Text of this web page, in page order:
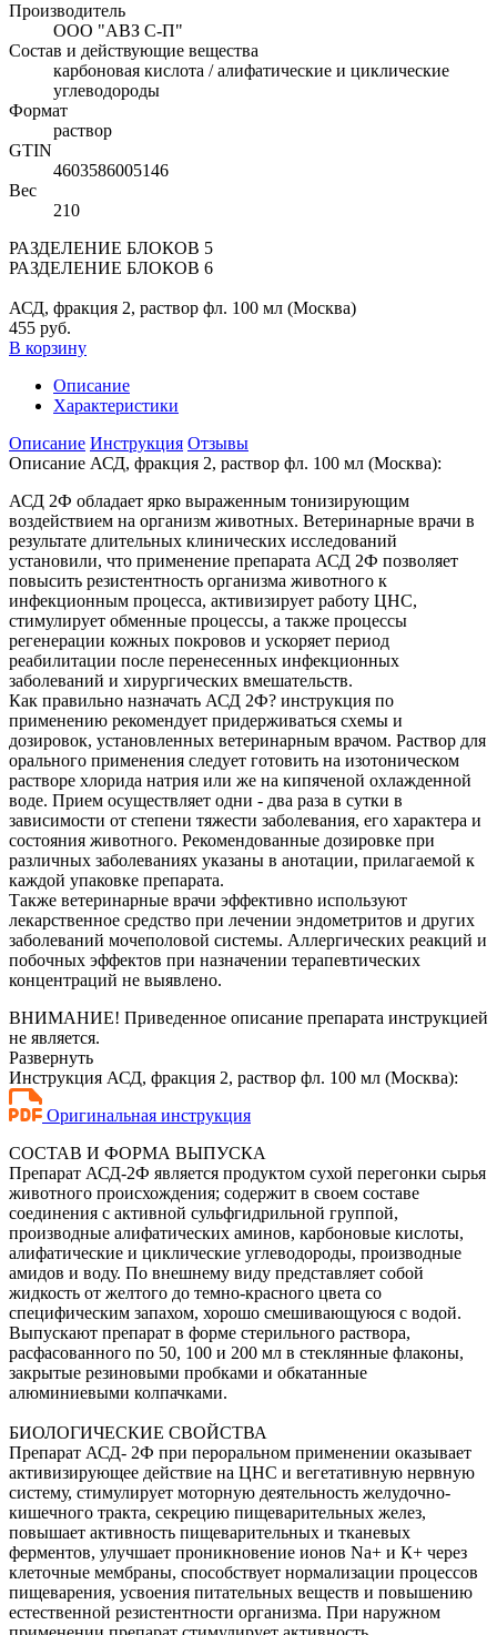
Производитель
ООО "АВЗ С-П"
Состав и действующие вещества
карбоновая кислота / алифатические и циклические
углеводороды
Формат
раствор
GTIN
4603586005146
Вес
210
РАЗДЕЛЕНИЕ БЛОКОВ 5
РАЗДЕЛЕНИЕ БЛОКОВ 6
АСД, фракция 2, раствор фл. 100 мл (Москва)
455 руб.
В корзину
Описание
Характеристики
Описание Инструкция Отзывы
Описание АСД, фракция 2, раствор фл. 100 мл (Москва):
АСД 2Ф обладает ярко выраженным тонизирующим
воздействием на организм животных. Ветеринарные врачи в
результате длительных клинических исследований
установили, что применение препарата АСД 2Ф позволяет
повысить резистентность организма животного к
инфекционным процесса, активизирует работу ЦНС,
стимулирует обменные процессы, а также процессы
регенерации кожных покровов и ускоряет период
реабилитации после перенесенных инфекционных
заболеваний и хирургических вмешательств.
Как правильно назначать АСД 2Ф? инструкция по
применению рекомендует придерживаться схемы и
дозировок, установленных ветеринарным врачом. Раствор для
орального применения следует готовить на изотоническом
растворе хлорида натрия или же на кипяченой охлажденной
воде. Прием осуществляет одни - два раза в сутки в
зависимости от степени тяжести заболевания, его характера и
состояния животного. Рекомендованные дозировке при
различных заболеваниях указаны в анотации, прилагаемой к
каждой упаковке препарата.
Также ветеринарные врачи эффективно используют
лекарственное средство при лечении эндометритов и других
заболеваний мочеполовой системы. Аллергических реакций и
побочных эффектов при назначении терапевтических
концентраций не выявлено.
ВНИМАНИЕ! Приведенное описание препарата инструкцией
не является.
Развернуть
Инструкция АСД, фракция 2, раствор фл. 100 мл (Москва):
Оригинальная инструкция
СОСТАВ И ФОРМА ВЫПУСКА
Препарат АСД-2Ф является продуктом сухой перегонки сырья
животного происхождения; содержит в своем составе
соединения с активной сульфгидрильной группой,
производные алифатических аминов, карбоновые кислоты,
алифатические и циклические углеводороды, производные
амидов и воду. По внешнему виду представляет собой
жидкость от желтого до темно-красного цвета со
специфическим запахом, хорошо смешивающуюся с водой.
Выпускают препарат в форме стерильного раствора,
расфасованного по 50, 100 и 200 мл в стеклянные флаконы,
закрытые резиновыми пробками и обкатанные
алюминиевыми колпачками.
БИОЛОГИЧЕСКИЕ СВОЙСТВА
Препарат АСД- 2Ф при пероральном применении оказывает
активизирующее действие на ЦНС и вегетативную нервную
систему, стимулирует моторную деятельность желудочно-
кишечного тракта, секрецию пищеварительных желез,
повышает активность пищеварительных и тканевых
ферментов, улучшает проникновение ионов Na+ и К+ через
клеточные мембраны, способствует нормализации процессов
пищеварения, усвоения питательных веществ и повышению
естественной резистентности организма. При наружном